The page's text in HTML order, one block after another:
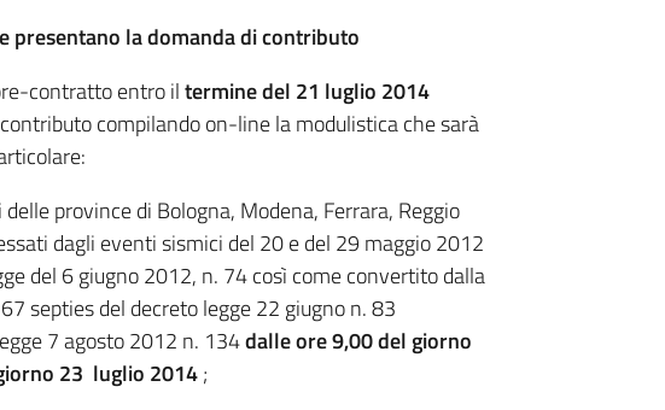
presentano la domanda di contributo
contratto entro iltermine del 21 luglio 2014
compilando on-line la modulistica che sarà
province di Bologna, Modena, Ferrara, Reggio
dagli eventi sismici del 20 e del 29 maggio 2012
del 6 giugno 2012, n. 74 così come convertito dalla
septies del decreto legge 22 giugno n. 83
7 agosto 2012 n. 134dalle ore 9,00 del giorno
23 luglio 2014;